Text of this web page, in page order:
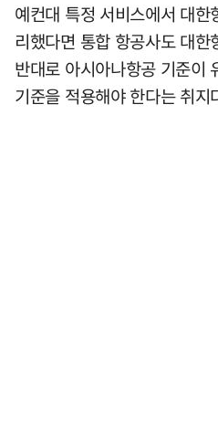
예컨대 특정 서비스에서 대
리했다면 통합 항공사도 대
반대로 아시아나항공 기준이
기준을 적용해야 한다는 취지